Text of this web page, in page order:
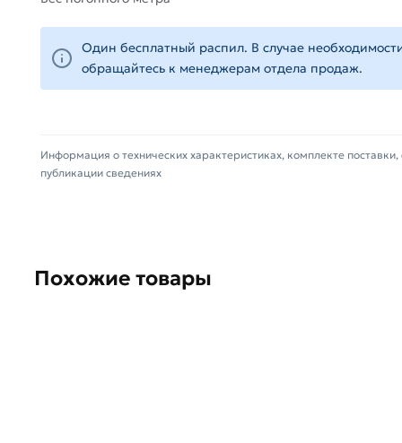
профессиональные менеджеры обработают заказ
Данний товар от производителя Северсталь
(наличие чека обязательно).
Один бесплатный распил. В случае
обращайтесь к менеджерам отдела продаж.
Информация о технических характеристиках, комплекте
публикации сведениях
Похожие товары